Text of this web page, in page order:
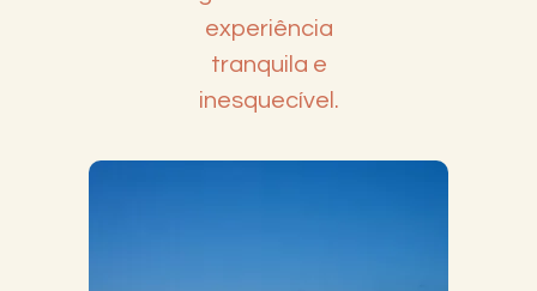
experiência
tranquila e
inesquecível .